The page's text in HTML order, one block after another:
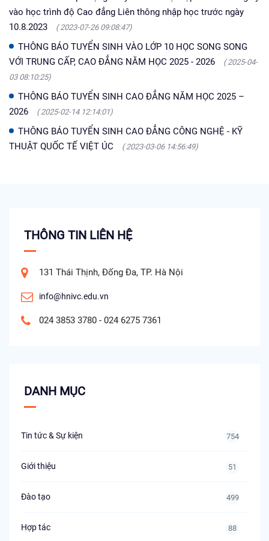
vào học trình độ Cao đẳng Liên thông nhập học trước ngày
10.8.2023
( 2023-07-26 09:08:47)
THÔNG BÁO TUYỂN SINH VÀO LỚP 10 HỌC SONG SONG
VỚI TRUNG CẤP, CAO ĐẲNG NĂM HỌC 2025 - 2026
( 2025-04-
03 08:10:25)
THÔNG BÁO TUYỂN SINH CAO ĐẲNG NĂM HỌC 2025 –
2026
( 2025-02-14 12:14:01)
THÔNG BÁO TUYỂN SINH CAO ĐẲNG CÔNG NGHỆ - KỸ
THUẬT QUỐC TẾ VIỆT ÚC
( 2023-03-06 14:56:49)
THÔNG TIN LIÊN HỆ
131 Thái Thịnh, Đống Đa, TP. Hà Nội
info@hnivc.edu.vn
024 3853 3780 - 024 6275 7361
DANH MỤC
Tin tức & Sự kiện 754
Giới thiệu 51
Đào tạo 499
Hợp tác 88